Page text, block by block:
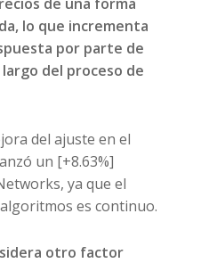
lo que incrementa
por parte de
del proceso de
del ajuste en el
un [+8.63%]
ya que el
es continuo.
otro factor